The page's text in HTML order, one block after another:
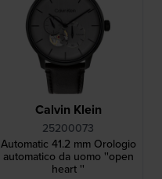
Calvin Klein
25200073
Automatic 41.2 mm Orologio
automatico da uomo ''open
heart ''